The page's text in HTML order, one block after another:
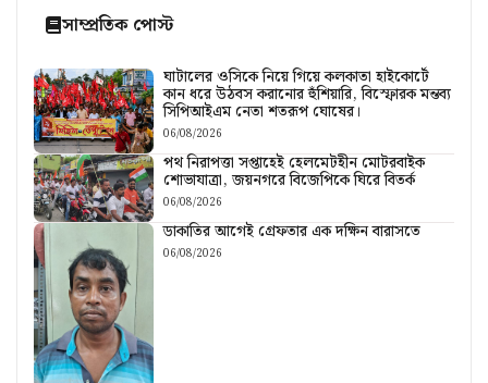
সাম্প্রতিক পোস্ট
ঘাটালের ওসিকে নিয়ে গিয়ে কলকাতা হাইকোর্টে
কান ধরে উঠবস করানোর হুঁশিয়ারি, বিস্ফোরক মন্তব্য
সিপিআইএম নেতা শতরূপ ঘোষের।
06/08/2026
পথ নিরাপত্তা সপ্তাহেই হেলমেটহীন মোটরবাইক
শোভাযাত্রা, জয়নগরে বিজেপিকে ঘিরে বিতর্ক
06/08/2026
ডাকাতির আগেই গ্রেফতার এক দক্ষিন বারাসতে
06/08/2026